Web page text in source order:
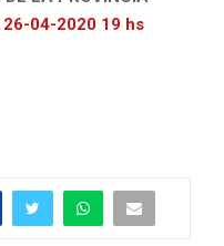
26-04-2020 19 hs